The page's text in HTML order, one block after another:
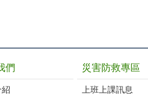
們
紹
災害防救專區
上班上課訊息